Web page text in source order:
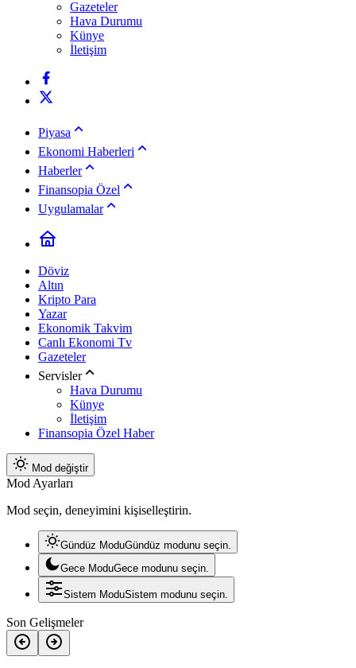
Gazeteler
Hava Durumu
Künye
İletişim
Piyasa
Ekonomi Haberleri
Haberler
Finansopia Özel
Uygulamalar
Döviz
Altın
Kripto Para
Yazar
Ekonomik Takvim
Canlı Ekonomi Tv
Gazeteler
Servisler
Hava Durumu
Künye
İletişim
Finansopia Özel Haber
Mod değiştir
Mod Ayarları
Mod seçin, deneyimini kişiselleştirin.
Gündüz ModuGündüz modunu seçin.
Gece ModuGece modunu seçin.
Sistem ModuSistem modunu seçin.
Son Gelişmeler